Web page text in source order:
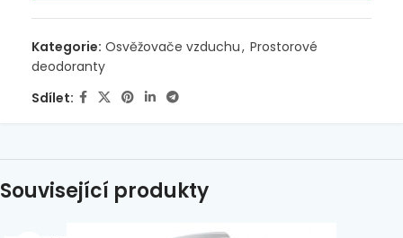
Kategorie: Osvěžovače vzduchu, Prostorové
deodoranty
Sdílet:
Související produkty